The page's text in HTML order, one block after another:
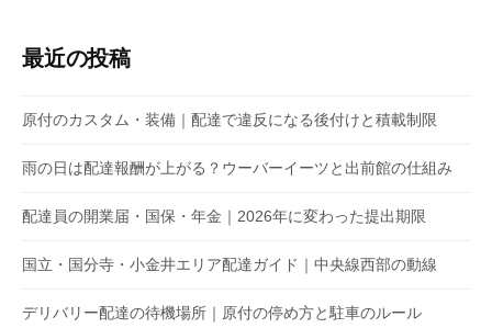
最近の投稿
原付のカスタム・装備｜配達で違反になる後付けと積載制限
雨の日は配達報酬が上がる？ウーバーイーツと出前館の仕組み
配達員の開業届・国保・年金｜2026年に変わった提出期限
国立・国分寺・小金井エリア配達ガイド｜中央線西部の動線
デリバリー配達の待機場所｜原付の停め方と駐車のルール